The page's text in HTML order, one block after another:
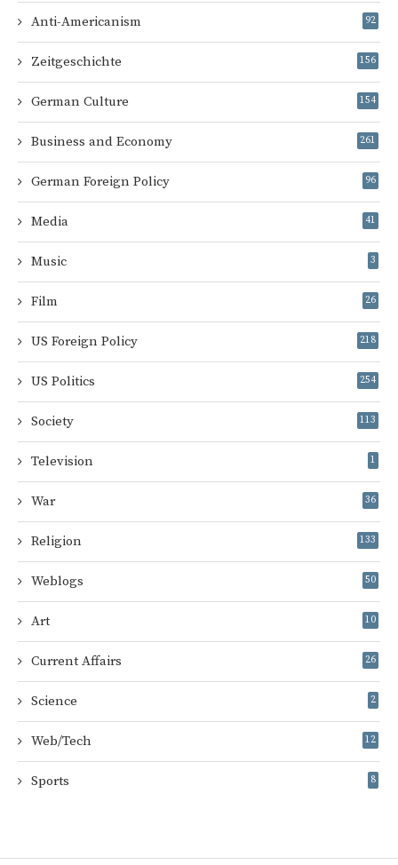
Anti-Americanism 92
Zeitgeschichte 156
German Culture 154
Business and Economy 261
German Foreign Policy 96
Media 41
Music 3
Film 26
US Foreign Policy 218
US Politics 254
Society 113
Television 1
War 36
Religion 133
Weblogs 50
Art 10
Current Affairs 26
Science 2
Web/Tech 12
Sports 8